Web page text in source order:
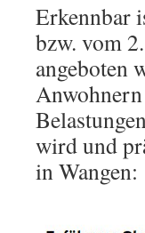
Erkennbar
bzw. vom
angeboten
wird und
in Wangen: